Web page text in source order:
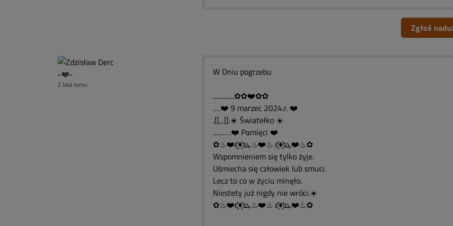
Zgłoś
-❤️-
2 lata temu
W Dniu pogrzebu
..............✿✿❤️✿✿
….❤️ 9 marzec 2024.r. ❤️
.[[,,]].☀️ Światełko ☀️
...…….❤️ Pamięci ❤️
✿♨❤️ԑ̮̑♦̮̑ɜܓ♨❤️♨ ԑ̮̑♦̮̑ɜܓ❤️♨✿
Wspomnieniem się tylko żyje.
Uśmiecha się człowiek lub smuci.
Lecz to co w życiu minęło.
Niestety już nigdy nie wróci.☀️
✿♨❤️ԑ̮̑♦̮̑ɜܓ♨❤️♨ ԑ̮̑♦̮̑ɜܓ❤️♨✿